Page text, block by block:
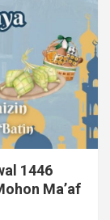
1446
Ma’af